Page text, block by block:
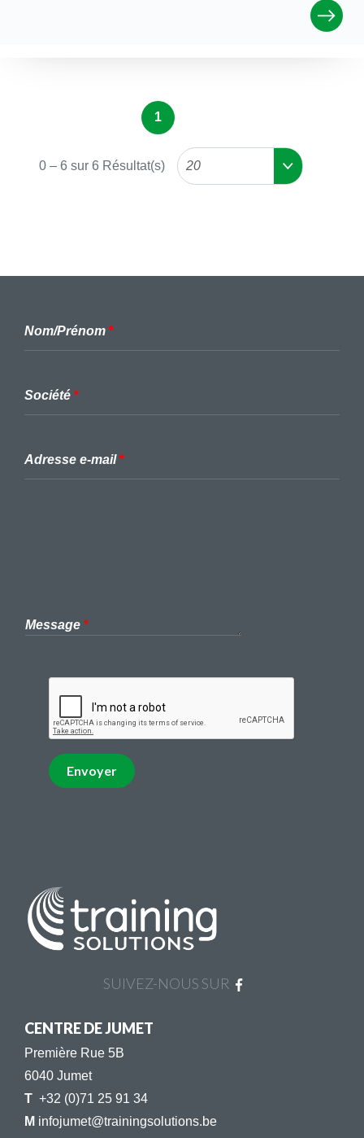
1
0– 6 sur 6 Résultat(s) 20
Nom/Prénom
Société
Adresse e-mail
Message
Envoyer
SUIVEZ-NOUS SUR
CENTRE DE JUMET
Première Rue 5B
6040 Jumet
T +32 (0)71 25 91 34
​​​​​​​​​​​​​​M infojumet@trainingsolutions.be